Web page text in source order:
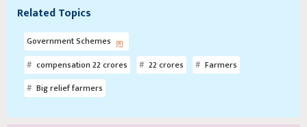
Related Topics
Government Schemes
compensation 22 crores
22 crores
Farmers
Big relief farmers